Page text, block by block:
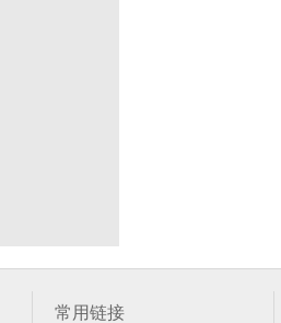
常用链接